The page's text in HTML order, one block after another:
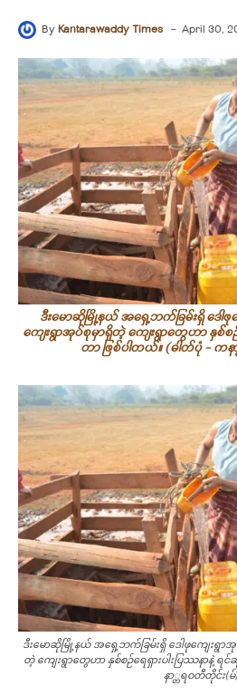
ByKantarawaddy Times - April 30,
ဒီးမောဆိုမြို့နယ် အရှေ့ဘက်ခြမ်းရှိ ဒေါဖု
ကျေးရွာအုပ်စုမှာရှိတဲ့ ကျေးရွာတွေဟာ နှစ်စ
တာ ဖြစ်ပါတယ်။ (ဓါတ်ပုံ - က
ဒီးမောဆိုမြို့နယ် အရှေ့ဘက်ခြမ်းရှိ ဒေါဖုကျေးရွာအု
တဲ့ ကျေးရွာတွေဟာ နှစ်စဉ်ရေရှားပါးပြဿနာနဲ့ ရ
နာ္တရဝတီတိုင်း(မ်